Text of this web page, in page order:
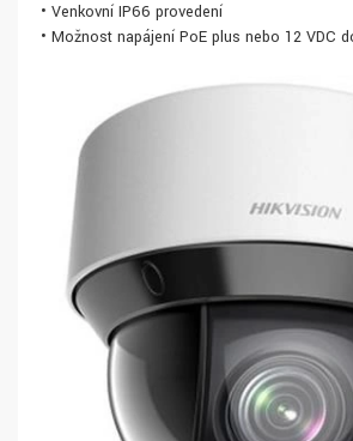
• Venkovní IP66 provedení
• Možnost napájení PoE plus nebo 12 VDC